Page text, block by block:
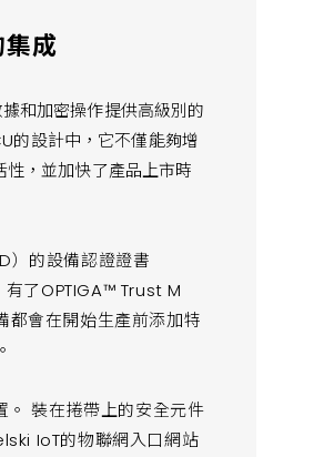
成
和加密操作提供高級別的
的設計中，它不僅能夠增
，並加快了產品上市時
）的設備認證證書
了OPTIGA™ Trust M
都會在開始生產前添加特
。 裝在捲帶上的安全元件
IoT的物聯網入口網站